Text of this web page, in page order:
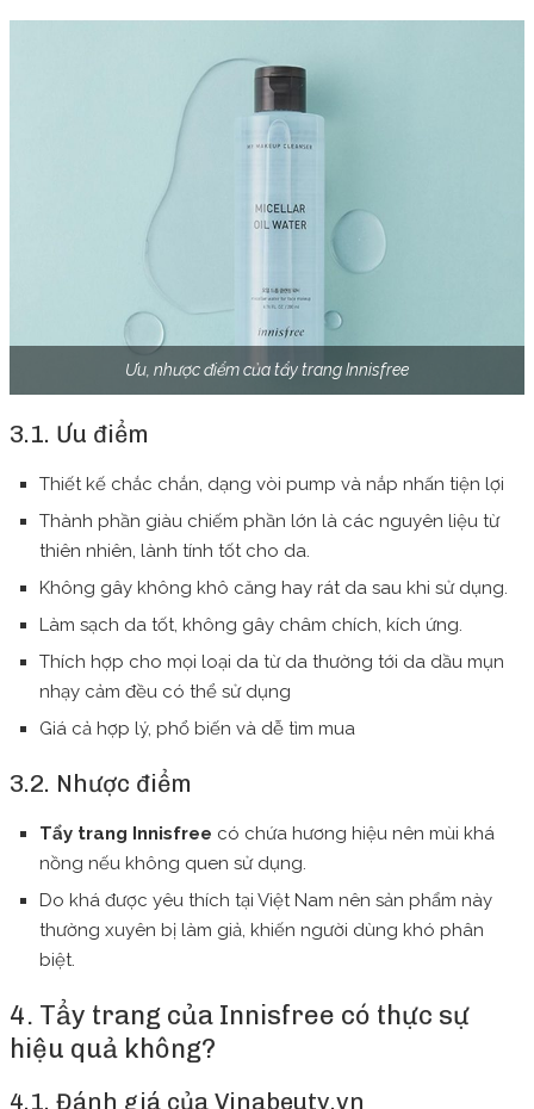
Ưu, nhược điểm của tẩy trang Innisfree
3.1. Ưu điểm
Thiết kế chắc chắn, dạng vòi pump và nắp nhấn tiện lợi
Thành phần giàu chiếm phần lớn là các nguyên liệu từ
thiên nhiên, lành tính tốt cho da.
Không gây không khô căng hay rát da sau khi sử dụng.
Làm sạch da tốt, không gây châm chích, kích ứng.
Thích hợp cho mọi loại da từ da thường tới da dầu mụn
nhạy cảm đều có thể sử dụng
Giá cả hợp lý, phổ biến và dễ tìm mua
3.2. Nhược điểm
Tẩy trang Innisfree có chứa hương hiệu nên mùi khá
nồng nếu không quen sử dụng.
Do khá được yêu thích tại Việt Nam nên sản phẩm này
thường xuyên bị làm giả, khiến người dùng khó phân
biệt.
4. Tẩy trang của Innisfree có thực sự
hiệu quả không?
4.1. Đánh giá của Vinabeuty.vn